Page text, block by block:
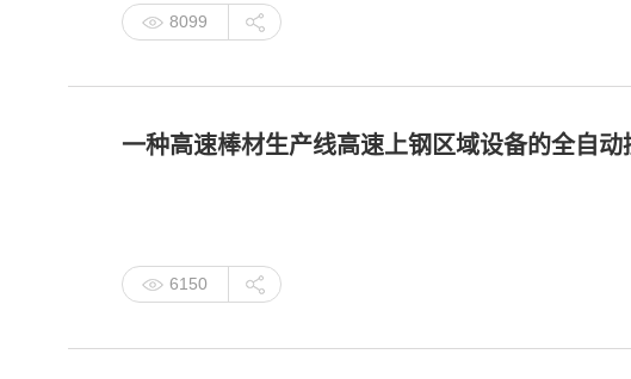
8099
一种高速棒材生产线高速上钢区域设备的全自动
6150